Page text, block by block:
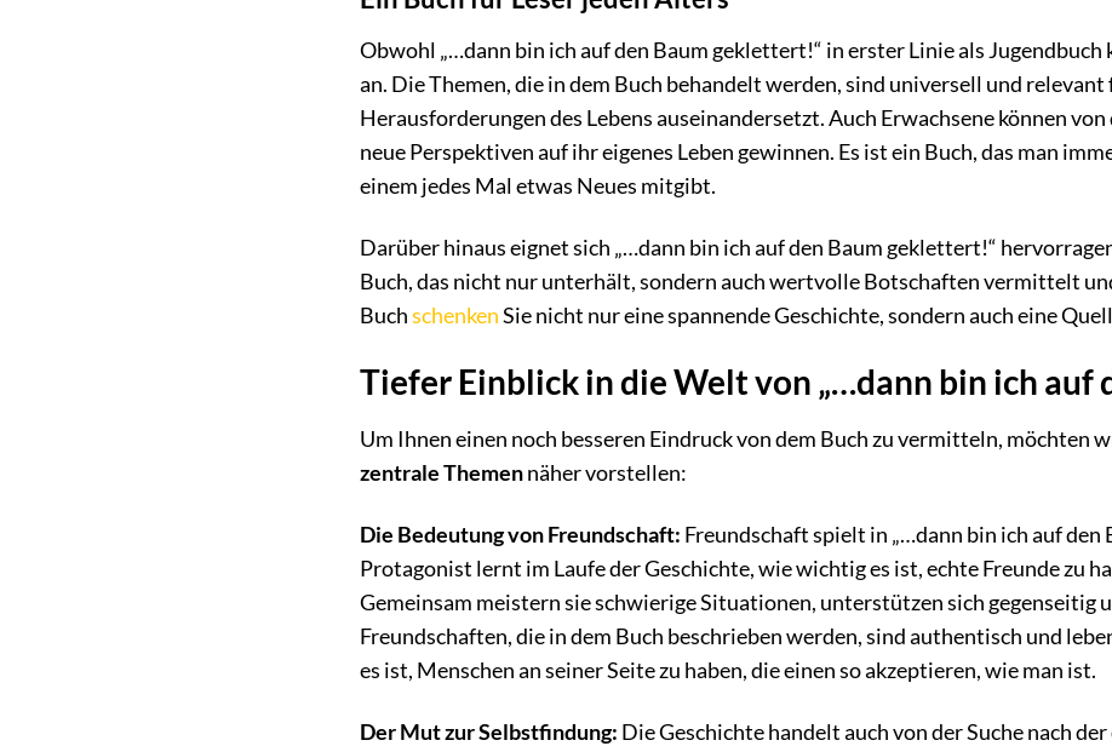
Obwohl „…dann bin ich auf den Baum geklettert!“ in erster Linie als
an. Die Themen, die in dem Buch behandelt werden, sind universell und
Herausforderungen des Lebens auseinandersetzt. Auch Erwachsene können
neue Perspektiven auf ihr eigenes Leben gewinnen. Es ist ein Buch, das man
einem jedes Mal etwas Neues mitgibt.
Darüber hinaus eignet sich „…dann bin ich auf den Baum geklettert!“
Buch, das nicht nur unterhält, sondern auch wertvolle Botschaften vermittelt
BuchschenkenSie nicht nur eine spannende Geschichte, sondern auch eine
Tiefer Einblick in die Welt von „…dann bin ich auf
Um Ihnen einen noch besseren Eindruck von dem Buch zu vermitteln, möchten
zentrale Themennäher vorstellen:
Die Bedeutung von Freundschaft: Freundschaft spielt in „…dann bin ich auf
Protagonist lernt im Laufe der Geschichte, wie wichtig es ist, echte Freunde zu
Gemeinsam meistern sie schwierige Situationen, unterstützen sich gegenseitig
Freundschaften, die in dem Buch beschrieben werden, sind authentisch und
es ist, Menschen an seiner Seite zu haben, die einen so akzeptieren, wie man ist.
Der Mut zur Selbstfindung: Die Geschichte handelt auch von der Suche nach